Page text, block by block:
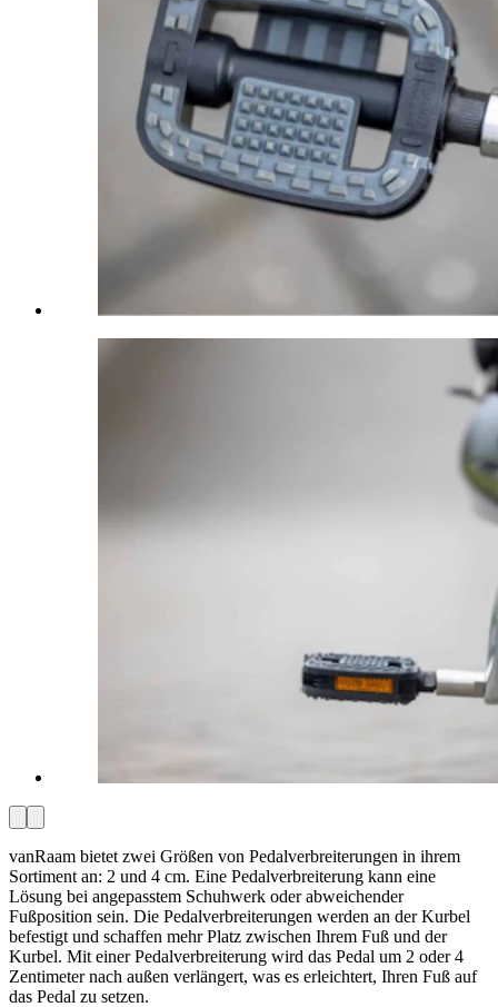
vanRaam bietet zwei Größen von Pedalverbreiterungen in ihrem
Sortiment an: 2 und 4 cm. Eine Pedalverbreiterung kann eine
Lösung bei angepasstem Schuhwerk oder abweichender
Fußposition sein. Die Pedalverbreiterungen werden an der Kurbel
befestigt und schaffen mehr Platz zwischen Ihrem Fuß und der
Kurbel. Mit einer Pedalverbreiterung wird das Pedal um 2 oder 4
Zentimeter nach außen verlängert, was es erleichtert, Ihren Fuß auf
das Pedal zu setzen.